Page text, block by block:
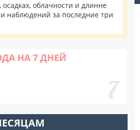
облачности и длинне
наблюдений за последние три
НА 7 ДНЕЙ